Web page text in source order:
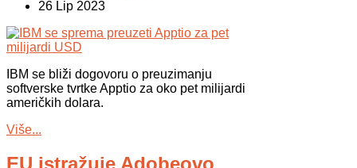
26 Lip 2023
IBM se bliži dogovoru o preuzimanju
softverske tvrtke Apptio za oko pet milijardi
američkih dolara.
Više...